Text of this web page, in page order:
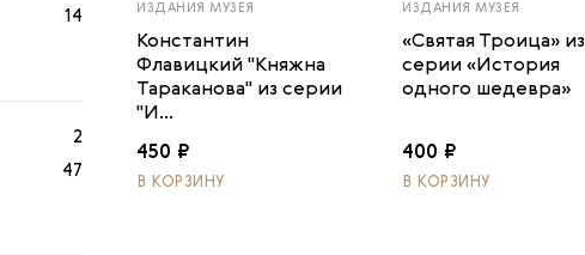
4
14
2
47
ИЗДАНИЯ МУЗЕЯ
Константин
Флавицкий "Княжна
Тараканова" из серии
"И...
450 ₽
В КОРЗИНУ
ИЗДАНИЯ МУЗЕЯ
«Святая Троица» из
серии «История
одного шедевра»
400 ₽
В КОРЗИНУ